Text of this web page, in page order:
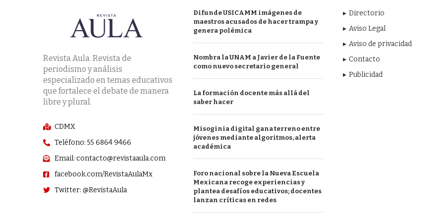
Revista Aula. Revista de
periodismo y análisis
especializado en temas educativos
que fortalece el debate de manera
libre y plural.
CDMX
Teléfono: 55 6864 9466
Email: contacto@revistaaula.com
facebook.com/RevistaAulaMx
Twitter: @RevistaAula
Difunde USICAMM imágenes de
maestros acusados de hacer trampa y
genera polémica
Nombra la UNAM a Javier de la Fuente
como nuevo secretario general
La formación docente más allá del
saber hacer
Misoginia digital gana terreno entre
jóvenes mediante algoritmos, alerta
académica
Foro nacional sobre la Nueva Escuela
Mexicana recoge experiencias y
plantea desafíos educativos; docentes
lanzan críticas en redes
Directorio
Aviso Legal
Aviso de privacidad
Contacto
Publicidad